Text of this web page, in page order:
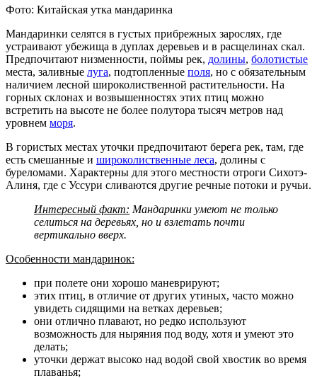
Фото: Китайская утка мандаринка
Мандаринки селятся в густых прибрежных зарослях, где
устраивают убежища в дуплах деревьев и в расщелинах скал.
Предпочитают низменности, поймы рек, долины, болотистые
места, заливные луга, подтопленные поля, но с обязательным
наличием лесной широколиственной растительности. На
горных склонах и возвышенностях этих птиц можно
встретить на высоте не более полутора тысяч метров над
уровнем моря.
В гористых местах уточки предпочитают берега рек, там, где
есть смешанные и широколиственные леса, долины с
буреломами. Характерны для этого местности отроги Сихотэ-
Алиня, где с Уссури сливаются другие речные потоки и ручьи.
Интересный факт: Мандаринки умеют не только
селиться на деревьях, но и взлетать почти
вертикально вверх.
Особенности мандаринок:
при полете они хорошо маневрируют;
этих птиц, в отличие от других утиных, часто можно
увидеть сидящими на ветках деревьев;
они отлично плавают, но редко используют
возможность для ныряния под воду, хотя и умеют это
делать;
уточки держат высоко над водой свой хвостик во время
плаванья;